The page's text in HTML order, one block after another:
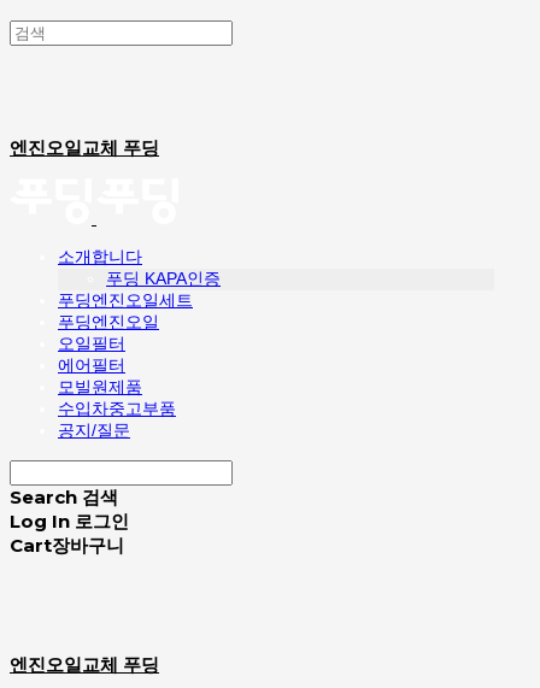
엔진오일교체 푸딩
소개합니다
푸딩 KAPA인증
푸딩엔진오일세트
푸딩엔진오일
오일필터
에어필터
모빌원제품
수입차중고부품
공지/질문
Search 검색
Log In 로그인
Cart장바구니
엔진오일교체 푸딩